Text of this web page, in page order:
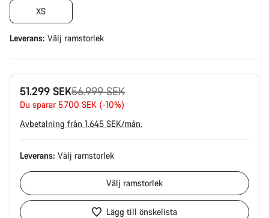
XS
Leverans: Välj ramstorlek
51.299 SEK
Originalpris56.999 SEK
Du sparar 5.700 SEK (-10%)
Avbetalning från 1.645 SEK/mån.
Leverans: Välj ramstorlek
Välj ramstorlek
Lägg till önskelista